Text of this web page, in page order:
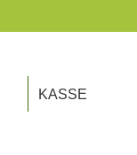
KASSE